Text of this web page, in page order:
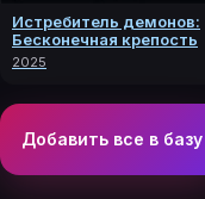
Истребитель демонов:
Бесконечная крепость
2025
Добавить все в базу